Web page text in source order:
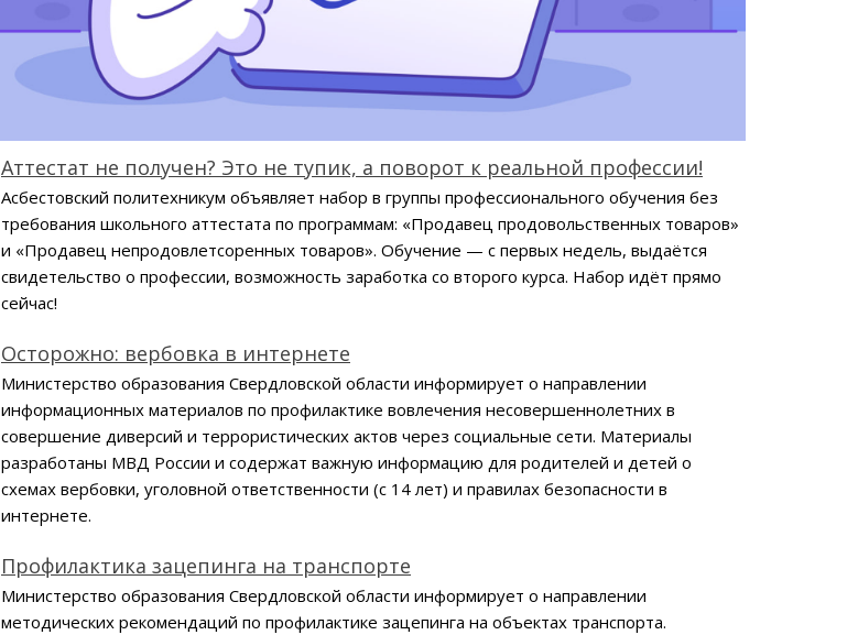
Аттестат не получен? Это не тупик, а поворот к реальной профессии!
Асбестовский политехникум объявляет набор в группы профессионального обучения без
требования школьного аттестата по программам: «Продавец продовольственных товаров»
и «Продавец непродовлетсоренных товаров». Обучение — с первых недель, выдаётся
свидетельство о профессии, возможность заработка со второго курса. Набор идёт прямо
сейчас!
Осторожно: вербовка в интернете
Министерство образования Свердловской области информирует о направлении
информационных материалов по профилактике вовлечения несовершеннолетних в
совершение диверсий и террористических актов через социальные сети. Материалы
разработаны МВД России и содержат важную информацию для родителей и детей о
схемах вербовки, уголовной ответственности (с 14 лет) и правилах безопасности в
интернете.
Профилактика зацепинга на транспорте
Министерство образования Свердловской области информирует о направлении
методических рекомендаций по профилактике зацепинга на объектах транспорта.